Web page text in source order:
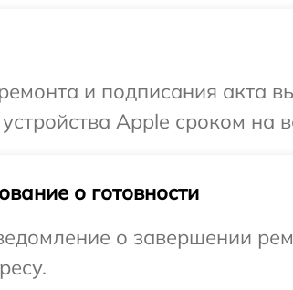
и подписания акта
Apple сроком на
о готовности
о завершении